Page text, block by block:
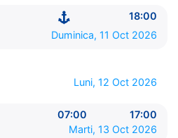
in Marsilia, Franta
18:00
Duminica, 11 Oct 2026
Luni, 12 Oct 2026
07:00
17:00
Marti, 13 Oct 2026